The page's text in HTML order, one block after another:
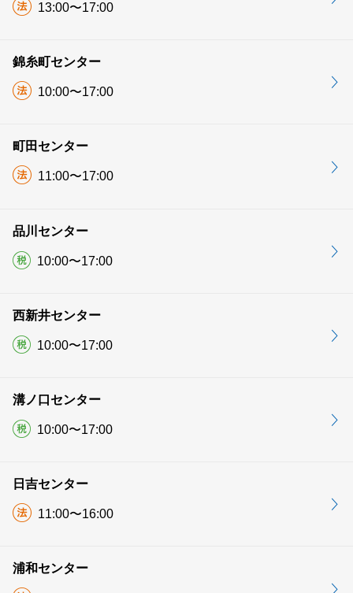
13:00〜17:00
錦糸町センター
10:00〜17:00
町田センター
11:00〜17:00
品川センター
10:00〜17:00
西新井センター
10:00〜17:00
溝ノ口センター
10:00〜17:00
日吉センター
11:00〜16:00
浦和センター